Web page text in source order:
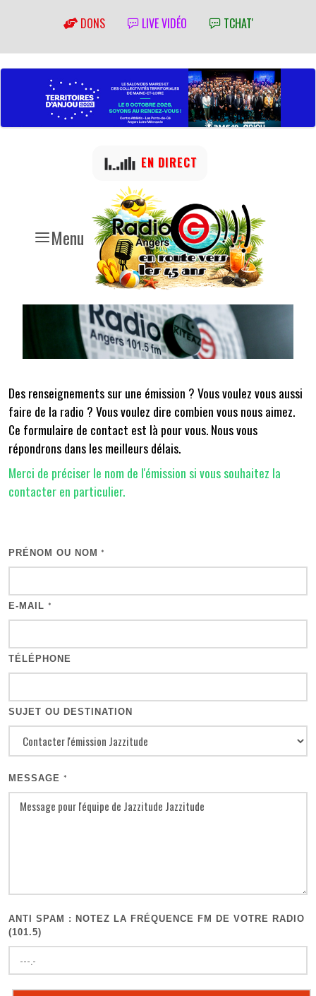
DONS LIVE VIDÉO TCHAT'
Menu
EN DIRECT
Des renseignements sur une émission ? Vous voulez vous aussi
faire de la radio ? Vous voulez dire combien vous nous aimez.
Ce formulaire de contact est là pour vous. Nous vous
répondrons dans les meilleurs délais.
Merci de préciser le nom de l'émission si vous souhaitez la
contacter en particulier.
PRÉNOM OU NOM *
E-MAIL *
TÉLÉPHONE
SUJET OU DESTINATION
MESSAGE *
ANTI SPAM : NOTEZ LA FRÉQUENCE FM DE VOTRE RADIO
(101.5)